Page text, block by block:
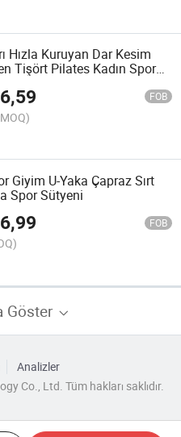
Hızla Kuruyan Dar Kesim
Tişört Pilates Kadın Spor
6,59 FOB
Giyim U-Yaka Çapraz Sırt
Spor Sütyeni
6,99 FOB
Göster
Analizler
Co., Ltd. Tüm hakları saklıdır.